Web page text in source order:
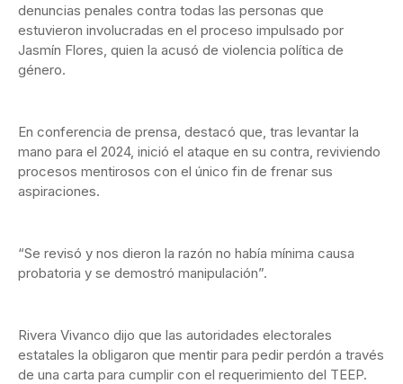
denuncias penales contra todas las personas que
estuvieron involucradas en el proceso impulsado por
Jasmín Flores, quien la acusó de violencia política de
género.
En conferencia de prensa, destacó que, tras levantar la
mano para el 2024, inició el ataque en su contra, reviviendo
procesos mentirosos con el único fin de frenar sus
aspiraciones.
“Se revisó y nos dieron la razón no había mínima causa
probatoria y se demostró manipulación”.
Rivera Vivanco dijo que las autoridades electorales
estatales la obligaron que mentir para pedir perdón a través
de una carta para cumplir con el requerimiento del TEEP.